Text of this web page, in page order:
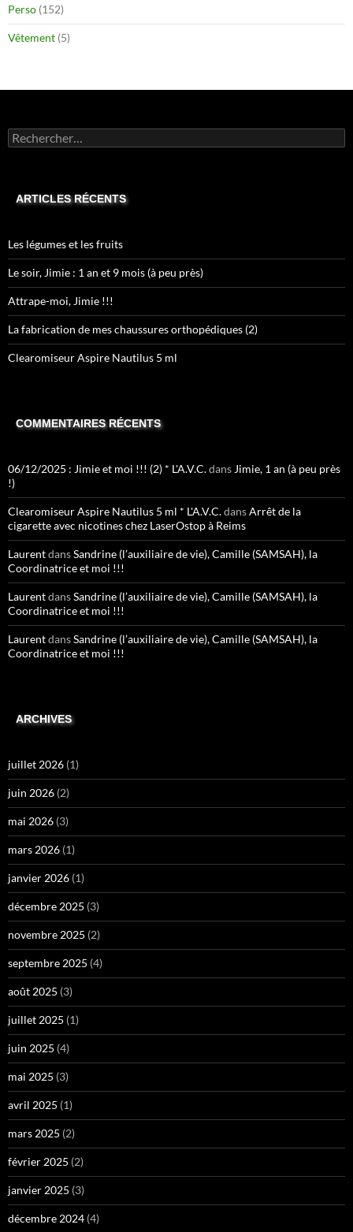
Perso (152)
Vêtement (5)
Rechercher :
ARTICLES RÉCENTS
Les légumes et les fruits
Le soir, Jimie : 1 an et 9 mois (à peu près)
Attrape-moi, Jimie !!!
La fabrication de mes chaussures orthopédiques (2)
Clearomiseur Aspire Nautilus 5 ml
COMMENTAIRES RÉCENTS
06/12/2025 : Jimie et moi !!! (2) * L'A.V.C.dans Jimie, 1 an (à peu près
!)
Clearomiseur Aspire Nautilus 5 ml * L'A.V.C.dansArrêt de la
cigarette avec nicotines chez LaserOstop à Reims
LaurentdansSandrine (l’auxiliaire de vie), Camille (SAMSAH), la
Coordinatrice et moi !!!
LaurentdansSandrine (l’auxiliaire de vie), Camille (SAMSAH), la
Coordinatrice et moi !!!
LaurentdansSandrine (l’auxiliaire de vie), Camille (SAMSAH), la
Coordinatrice et moi !!!
ARCHIVES
juillet 2026 (1)
juin 2026 (2)
mai 2026 (3)
mars 2026 (1)
janvier 2026 (1)
décembre 2025 (3)
novembre 2025 (2)
septembre 2025 (4)
août 2025 (3)
juillet 2025 (1)
juin 2025 (4)
mai 2025 (3)
avril 2025 (1)
mars 2025 (2)
février 2025 (2)
janvier 2025 (3)
décembre 2024 (4)